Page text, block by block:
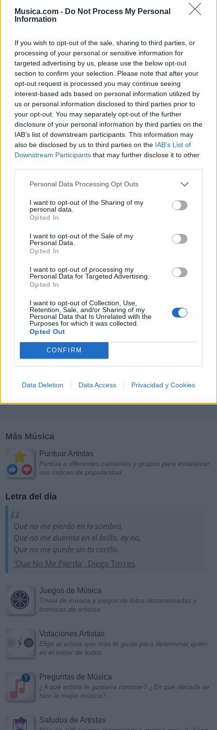
Musica.com - Do Not Process My Personal
Information
If you wish to opt-out of the sale, sharing to third parties, or
processing of your personal or sensitive information for
targeted advertising by us, please use the below opt-out
section to confirm your selection. Please note that after your
opt-out request is processed you may continue seeing
interest-based ads based on personal information utilized by
us or personal information disclosed to third parties prior to
your opt-out. You may separately opt-out of the further
disclosure of your personal information by third parties on the
IAB’s list of downstream participants. This information may
also be disclosed by us to third parties on the IAB’s List of
Downstream Participants that may further disclose it to other
Personal Data Processing Opt Outs
I want to opt-out of the Sharing of my
personal data.
Opted In
I want to opt-out of the Sale of my
Personal Data.
Opted In
I want to opt-out of processing my
Personal Data for Targeted Advertising.
Opted In
I want to opt-out of Collection, Use,
Retention, Sale, and/or Sharing of my
Personal Data that Is Unrelated with the
Purposes for which it was collected.
Opted Out
CONFIRM
Data Deletion Data Access Privacidad y Cookies
🪐🚀 Canciones para Ver las Estrellas:
Psicodelia y Space Rock 🎸✨
🌌🚀 Viaje intergaláctico: la mejor selección de
psicodelia, space rock y atmósferas cósmicas para
tus noches de astronomía. 🪐🎸 Desconecta, mira
al firmamento y siente la gravedad cero. 💾 ¡Guarda
✨⭐
B C
N O P Q R S T W
Z #
Más Música
Puntuar Artistas
Puntúa a diferentes cantantes y grupos para establecer
sus índices de popularidad
Letra del día
Que no me pierda en la sombra,
Que no me duerma en el brillo, ay no,
Que no me quede sin tu cariño.
'Que No Me Pierda', Diego Torres
Juegos de Música
Trivial de música y juegos de fotos distorsionadas y
borrosas de artistas
Votaciones Artistas
Elige al artista que más te guste para determinar quién
es el mejor de todos
Preguntas de Música
¿A qué artista te gustaría conocer? ¿En qué década se
hizo la mejor música?...
Saludos de Artistas